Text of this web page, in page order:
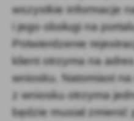
wszystkie informacje
i jego obsługi na
Potwierdzenie
klient otrzyma na
wniosku. Natomiast
z wniosku otrzyma
będzie musiał